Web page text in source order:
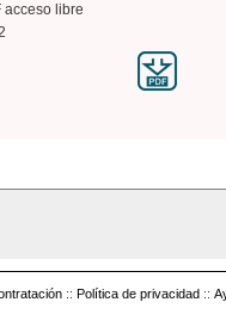
acceso libre
:: Política de privacidad ::